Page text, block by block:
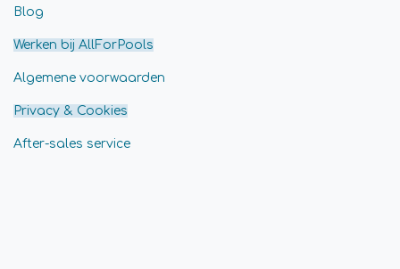
Blog
Werken bij AllForPools
Algemene voorwaarden
Privacy & Cookies
After-sales service